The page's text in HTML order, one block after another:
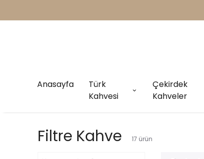
Anasayfa
Türk
Kahvesi
Çekirdek
Kahveler
Filtre Kahve 17 ürün